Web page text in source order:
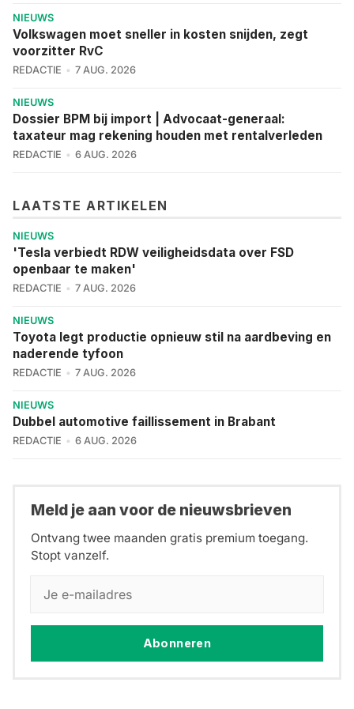
NIEUWS
Volkswagen moet sneller in kosten snijden, zegt
voorzitter RvC
REDACTIE 7 AUG. 2026
NIEUWS
Dossier BPM bij import | Advocaat-generaal:
taxateur mag rekening houden met rentalverleden
REDACTIE 6 AUG. 2026
LAATSTE ARTIKELEN
NIEUWS
'Tesla verbiedt RDW veiligheidsdata over FSD
openbaar te maken'
REDACTIE 7 AUG. 2026
NIEUWS
Toyota legt productie opnieuw stil na aardbeving en
naderende tyfoon
REDACTIE 7 AUG. 2026
NIEUWS
Dubbel automotive faillissement in Brabant
REDACTIE 6 AUG. 2026
Meld je aan voor de nieuwsbrieven
Ontvang twee maanden gratis premium toegang.
Stopt vanzelf.
Abonneren